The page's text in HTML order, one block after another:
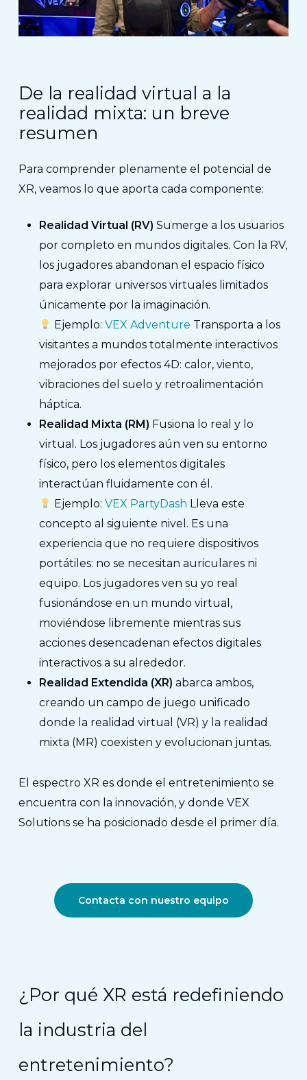
De la realidad virtual a la
realidad mixta: un breve
resumen
Para comprender plenamente el potencial de
XR, veamos lo que aporta cada componente:
Realidad Virtual (RV) Sumerge a los usuarios
por completo en mundos digitales. Con la RV,
los jugadores abandonan el espacio físico
para explorar universos virtuales limitados
únicamente por la imaginación.
Ejemplo: VEX Adventure Transporta a los
visitantes a mundos totalmente interactivos
mejorados por efectos 4D: calor, viento,
vibraciones del suelo y retroalimentación
háptica.
Realidad Mixta (RM) Fusiona lo real y lo
virtual. Los jugadores aún ven su entorno
físico, pero los elementos digitales
interactúan fluidamente con él.
Ejemplo: VEX PartyDash Lleva este
concepto al siguiente nivel. Es una
experiencia que no requiere dispositivos
portátiles: no se necesitan auriculares ni
equipo. Los jugadores ven su yo real
fusionándose en un mundo virtual,
moviéndose libremente mientras sus
acciones desencadenan efectos digitales
interactivos a su alrededor.
Realidad Extendida (XR) abarca ambos,
creando un campo de juego unificado
donde la realidad virtual (VR) y la realidad
mixta (MR) coexisten y evolucionan juntas.
El espectro XR es donde el entretenimiento se
encuentra con la innovación, y donde VEX
Solutions se ha posicionado desde el primer día.
Contacta con nuestro equipo
¿Por qué XR está redefiniendo
la industria del
entretenimiento?